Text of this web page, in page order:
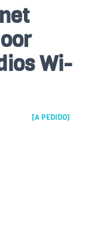
Wi-
[A PEDIDO]